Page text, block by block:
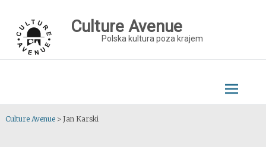
content
Culture Avenue
Polska kultura poza krajem
Culture Avenue> Jan Karski